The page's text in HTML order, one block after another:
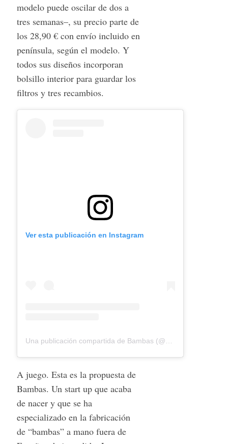
modelo puede oscilar de dos a
tres semanas–, su precio parte de
los 28,90 € con envío incluido en
península, según el modelo. Y
todos sus diseños incorporan
bolsillo interior para guardar los
filtros y tres recambios.
Ver esta publicación en Instagram
Una publicación compartida de Bambas (@bambas.co) el
A juego. Esta es la propuesta de
Bambas. Un start up que acaba
de nacer y que se ha
especializado en la fabricación
de “bambas” a mano fuera de